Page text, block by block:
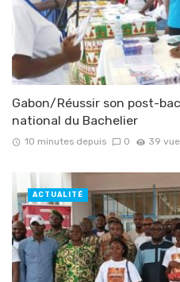
Gabon/Réussir son post-
national du Bachelier
10 minutes depuis 0 39
ACTUALITÉ